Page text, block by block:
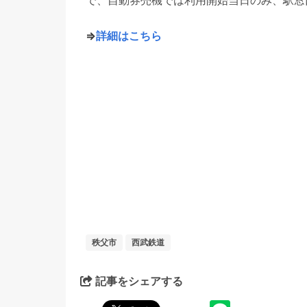
⇒詳細はこちら
秩父市 西武鉄道
記事をシェアする